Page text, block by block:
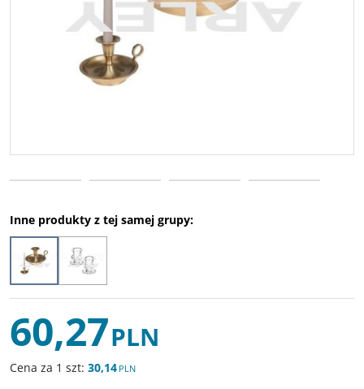
Inne produkty z tej samej grupy:
60,27PLN
Cena za 1 szt: 30,14 PLN